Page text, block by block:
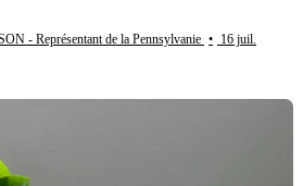
- Représentant de la Pennsylvanie • 16 juil.